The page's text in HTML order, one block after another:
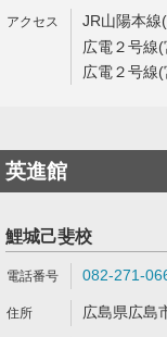
JR山陽本線
広電２号線
広電２号線
英進館
鯉城己斐校
082-271-
広島県広島